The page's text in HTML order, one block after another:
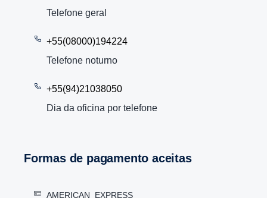
Telefone geral
+55(08000)194224
Telefone noturno
+55(94)21038050
Dia da oficina por telefone
Formas de pagamento aceitas
AMERICAN_EXPRESS